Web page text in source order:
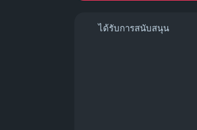
ได้รับการสนับสนุน